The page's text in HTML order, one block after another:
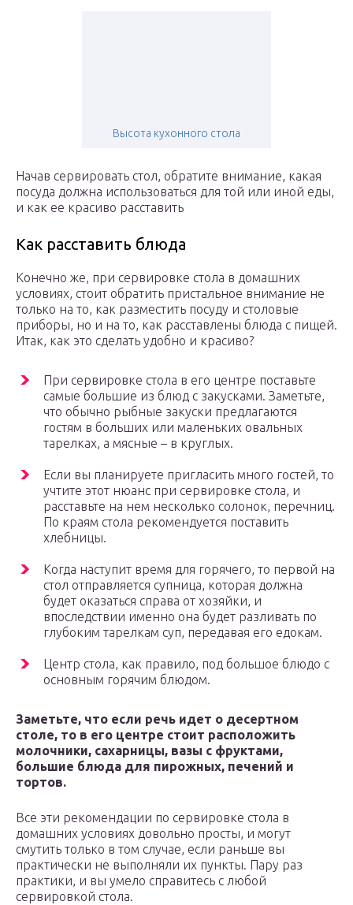
Высота кухонного стола
Начав сервировать стол, обратите внимание, какая
посуда должна использоваться для той или иной еды,
и как ее красиво расставить
Как расставить блюда
Конечно же, при сервировке стола в домашних
условиях, стоит обратить пристальное внимание не
только на то, как разместить посуду и столовые
приборы, но и на то, как расставлены блюда с пищей.
Итак, как это сделать удобно и красиво?
При сервировке стола в его центре поставьте
самые большие из блюд с закусками. Заметьте,
что обычно рыбные закуски предлагаются
гостям в больших или маленьких овальных
тарелках, а мясные – в круглых.
Если вы планируете пригласить много гостей, то
учтите этот нюанс при сервировке стола, и
расставьте на нем несколько солонок, перечниц.
По краям стола рекомендуется поставить
хлебницы.
Когда наступит время для горячего, то первой на
стол отправляется супница, которая должна
будет оказаться справа от хозяйки, и
впоследствии именно она будет разливать по
глубоким тарелкам суп, передавая его едокам.
Центр стола, как правило, под большое блюдо с
основным горячим блюдом.
Заметьте, что если речь идет о десертном
столе, то в его центре стоит расположить
молочники, сахарницы, вазы с фруктами,
большие блюда для пирожных, печений и
тортов.
Все эти рекомендации по сервировке стола в
домашних условиях довольно просты, и могут
смутить только в том случае, если раньше вы
практически не выполняли их пункты. Пару раз
практики, и вы умело справитесь с любой
сервировкой стола.